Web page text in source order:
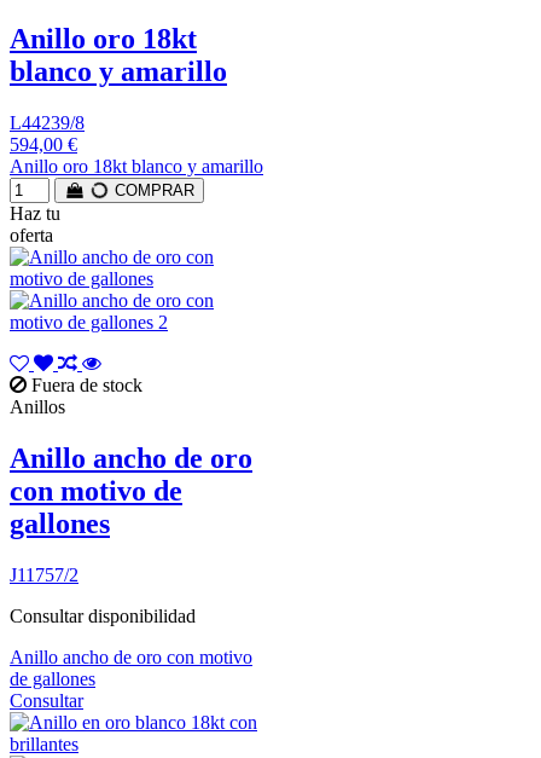
Anillo oro 18kt
blanco y amarillo
L44239/8
594,00 €
Anillo oro 18kt blanco y amarillo
COMPRAR
Haz tu
oferta
Fuera de stock
Anillos
Anillo ancho de oro
con motivo de
gallones
J11757/2
Consultar disponibilidad
Anillo ancho de oro con motivo
de gallones
Consultar